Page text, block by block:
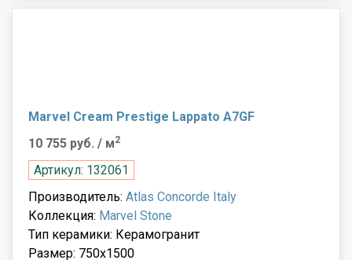
Marvel Cream Prestige Lappato A7GF
10 755 руб. / м2
Артикул: 132061
Производитель: Atlas Concorde Italy
Коллекция: Marvel Stone
Тип керамики: Керамогранит
Размер: 750x1500